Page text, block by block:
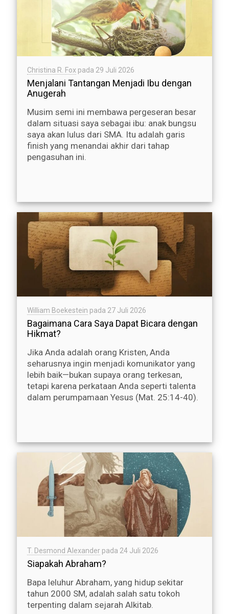
Christina R. Fox pada 29 Juli 2026
Menjalani Tantangan Menjadi Ibu dengan
Anugerah
Musim semi ini membawa pergeseran besar
dalam situasi saya sebagai ibu: anak bungsu
saya akan lulus dari SMA. Itu adalah garis
finish yang menandai akhir dari tahap
pengasuhan ini.
William Boekestein pada 27 Juli 2026
Bagaimana Cara Saya Dapat Bicara dengan
Hikmat?
Jika Anda adalah orang Kristen, Anda
seharusnya ingin menjadi komunikator yang
lebih baik—bukan supaya orang terkesan,
tetapi karena perkataan Anda seperti talenta
dalam perumpamaan Yesus (Mat. 25:14-40).
T. Desmond Alexander pada 24 Juli 2026
Siapakah Abraham?
Bapa leluhur Abraham, yang hidup sekitar
tahun 2000 SM, adalah salah satu tokoh
terpenting dalam sejarah Alkitab.